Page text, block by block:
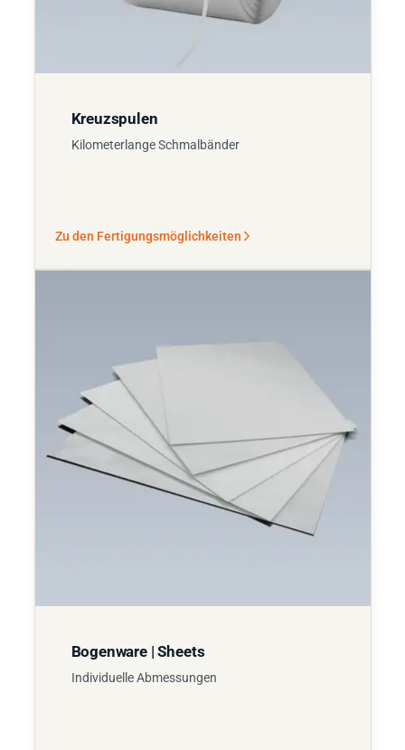
Kreuzspulen
Kilometerlange Schmalbänder
Zu den Fertigungsmöglichkeiten
Bogenware | Sheets
Individuelle Abmessungen